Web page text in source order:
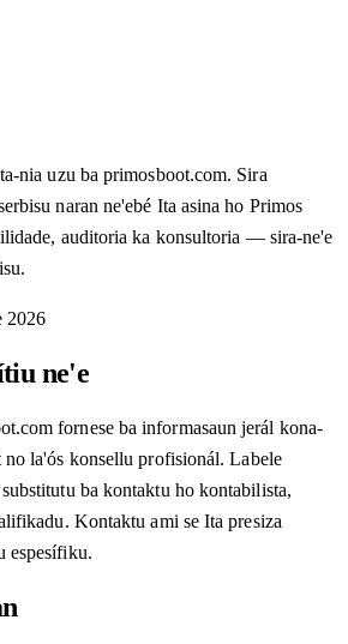
nia uzu ba primosboot.com. Sira
naran ne'ebé Ita asina ho Primos
auditoria ka konsultoria — sira-ne'e
2026
ne'e
fornese ba informasaun jerál kona-
no la'ós konsellu profisionál. Labele
ba kontaktu ho kontabilista,
Kontaktu ami se Ita presiza
espesífiku.